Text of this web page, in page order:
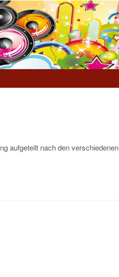
aufgeteilt nach den verschiedenen